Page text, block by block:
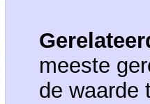
meeste
de waarde